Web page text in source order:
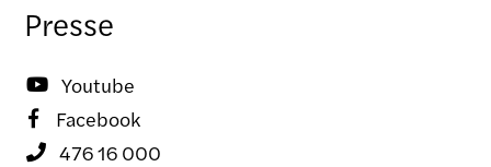
Presse
 Youtube
 Facebook
 476 16 000